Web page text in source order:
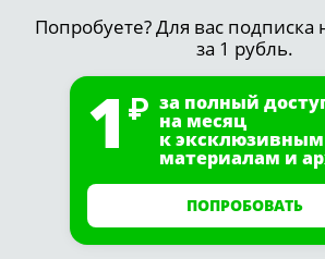
Попробуете? Для вас подписка
за 1 рубль.
1 за полный
на месяц
к эксклюзивным
материалам и
ПОПРОБОВАТЬ